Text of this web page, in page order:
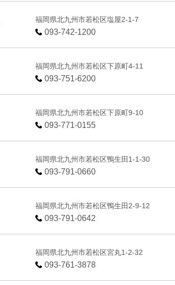
福岡県北九州市若松区塩屋2-1-7
093-742-1200
福岡県北九州市若松区下原町4-11
093-751-6200
福岡県北九州市若松区下原町9-10
093-771-0155
福岡県北九州市若松区鴨生田1-1-30
093-791-0660
福岡県北九州市若松区鴨生田2-9-12
093-791-0642
福岡県北九州市若松区宮丸1-2-32
093-761-3878